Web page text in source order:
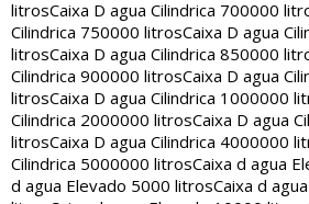
litrosCaixa D agua Cilindrica 700000
Cilindrica 750000 litrosCaixa D agua
litrosCaixa D agua Cilindrica 850000
Cilindrica 900000 litrosCaixa D agua
litrosCaixa D agua Cilindrica 1000000
Cilindrica 2000000 litrosCaixa D agua
litrosCaixa D agua Cilindrica 4000000
Cilindrica 5000000 litrosCaixa d agua
d agua Elevado 5000 litrosCaixa d